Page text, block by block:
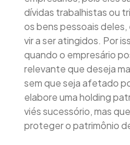
dívidas trabalhistas ou
os bens pessoais
vir a ser atingidos. Por
quando o empresário
relevante que deseja
sem que seja afetado
elabore uma holding
viés sucessório, mas
proteger o patrimônio